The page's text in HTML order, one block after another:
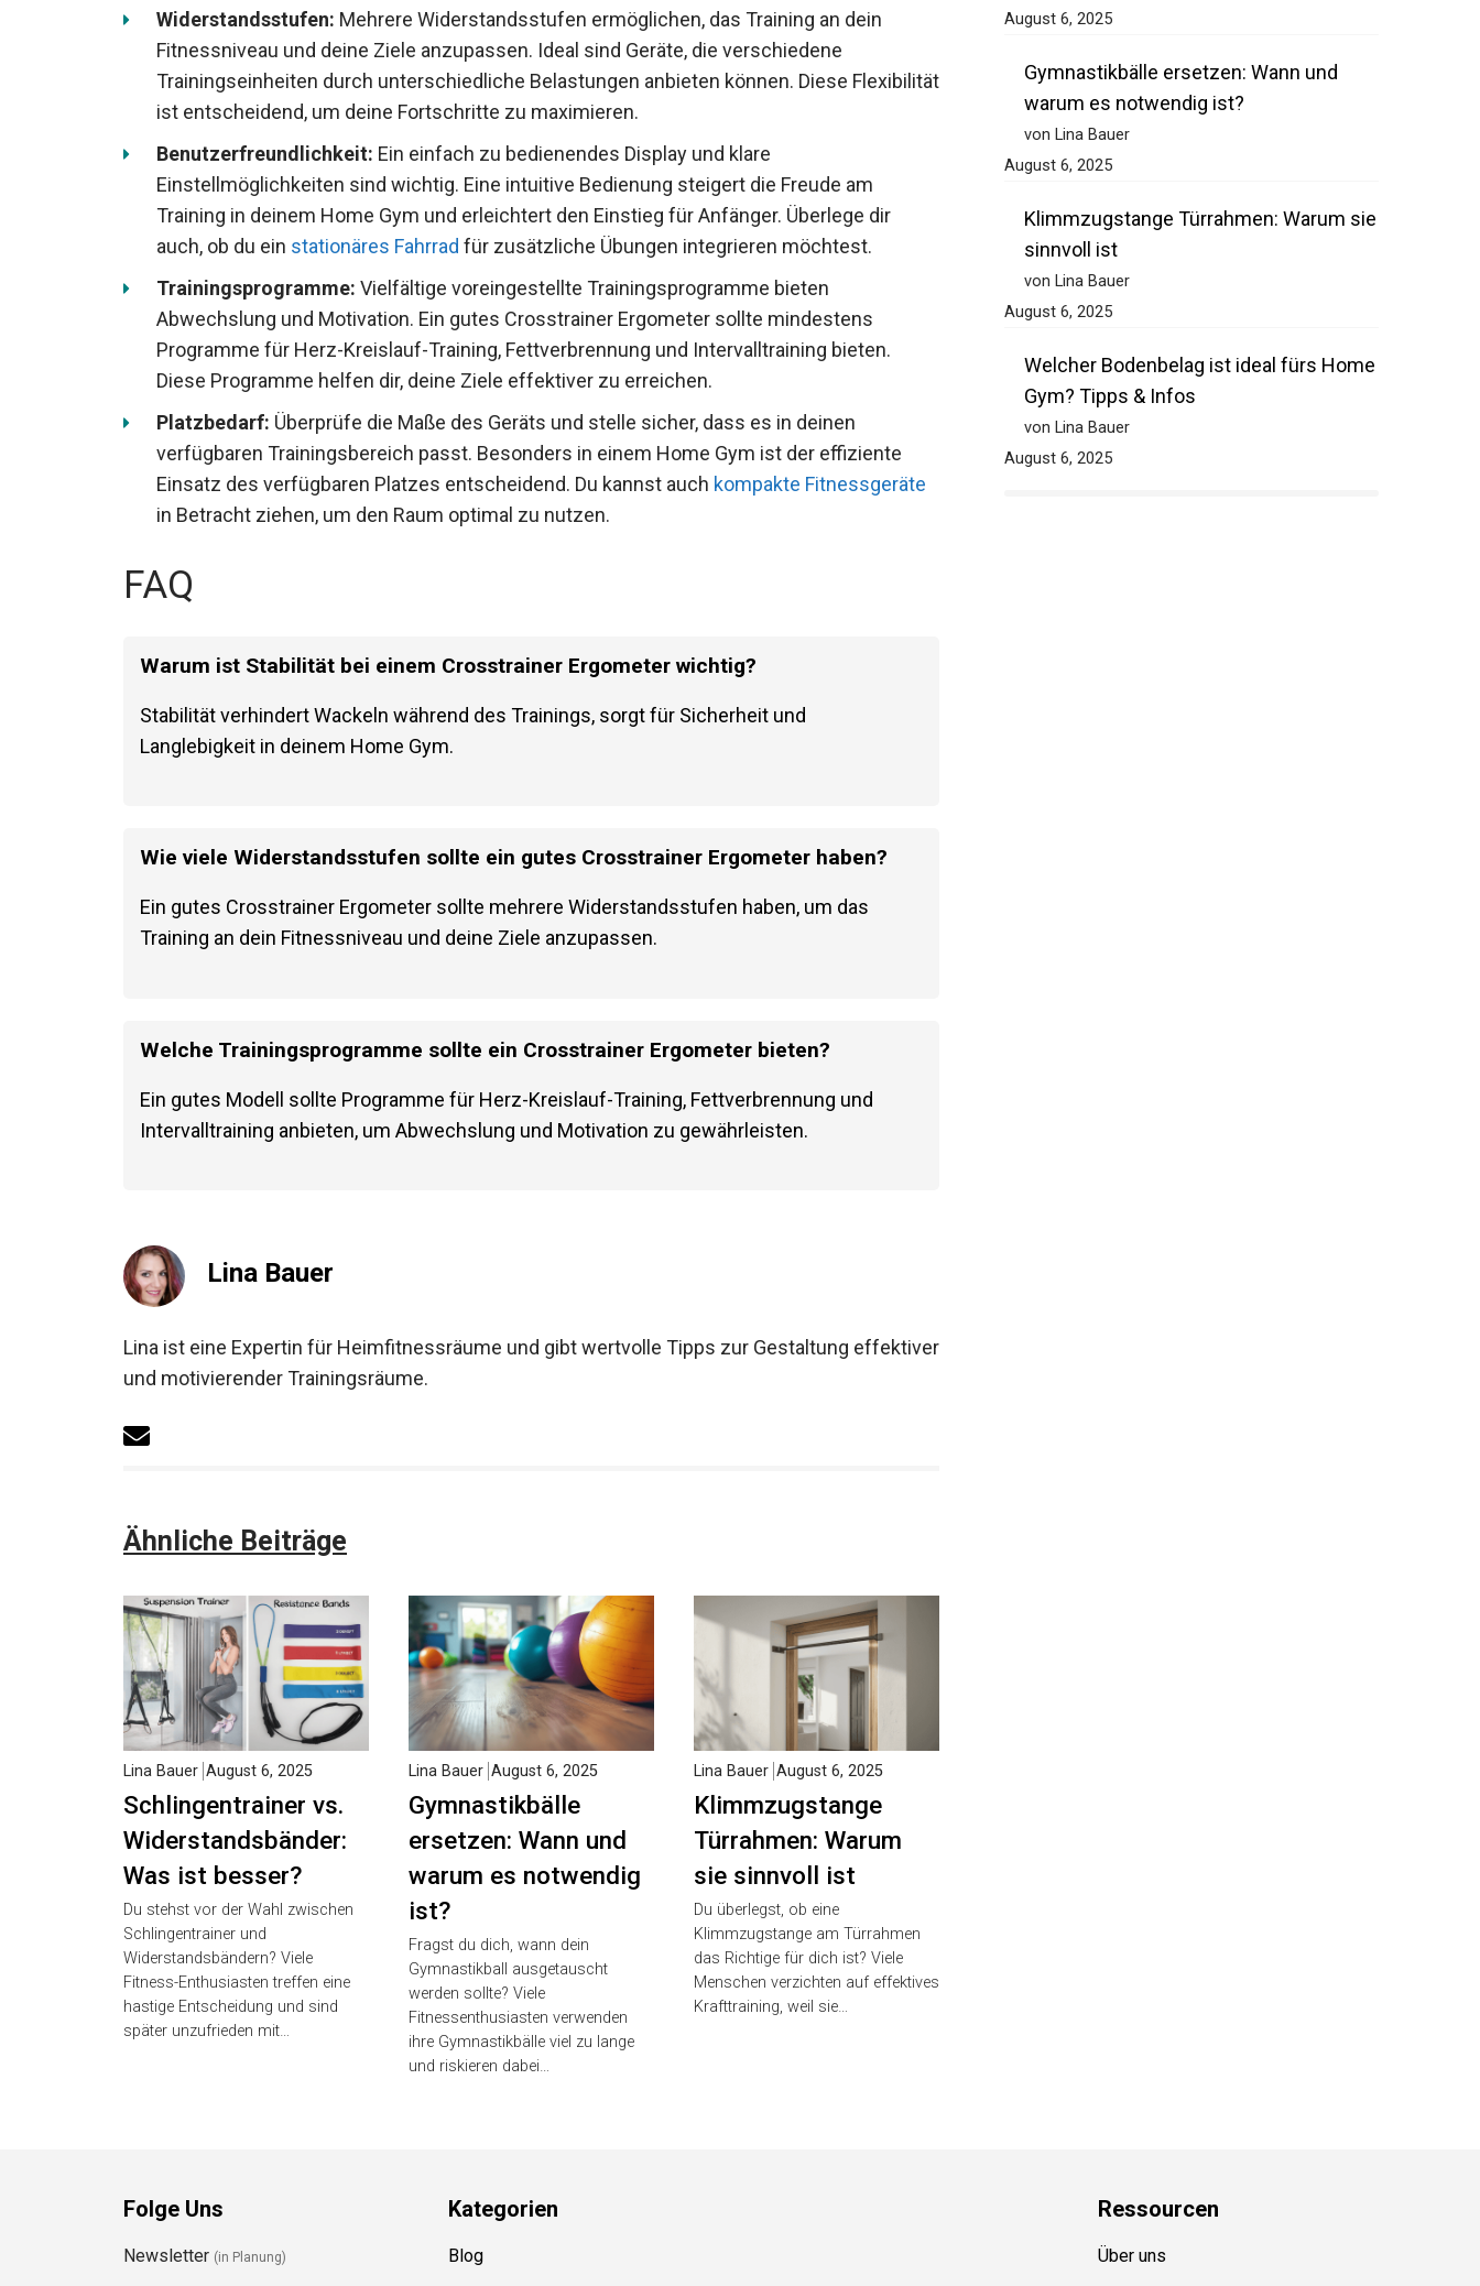
Widerstandsstufen: Mehrere Widerstandsstufen ermöglichen, das Training an dein
Fitnessniveau und deine Ziele anzupassen. Ideal sind Geräte, die verschiedene
Trainingseinheiten durch unterschiedliche Belastungen anbieten können. Diese Flexibilität
ist entscheidend, um deine Fortschritte zu maximieren.
Benutzerfreundlichkeit: Ein einfach zu bedienendes Display und klare
Einstellmöglichkeiten sind wichtig. Eine intuitive Bedienung steigert die Freude am
Training in deinem Home Gym und erleichtert den Einstieg für Anfänger. Überlege dir
auch, ob du ein stationäres Fahrrad für zusätzliche Übungen integrieren möchtest.
Trainingsprogramme: Vielfältige voreingestellte Trainingsprogramme bieten
Abwechslung und Motivation. Ein gutes Crosstrainer Ergometer sollte mindestens
Programme für Herz-Kreislauf-Training, Fettverbrennung und Intervalltraining bieten.
Diese Programme helfen dir, deine Ziele effektiver zu erreichen.
Platzbedarf: Überprüfe die Maße des Geräts und stelle sicher, dass es in deinen
verfügbaren Trainingsbereich passt. Besonders in einem Home Gym ist der effiziente
Einsatz des verfügbaren Platzes entscheidend. Du kannst auch kompakte Fitnessgeräte
in Betracht ziehen, um den Raum optimal zu nutzen.
FAQ
Warum ist Stabilität bei einem Crosstrainer Ergometer wichtig?
Stabilität verhindert Wackeln während des Trainings, sorgt für Sicherheit und
Langlebigkeit in deinem Home Gym.
Wie viele Widerstandsstufen sollte ein gutes Crosstrainer Ergometer haben?
Ein gutes Crosstrainer Ergometer sollte mehrere Widerstandsstufen haben, um das
Training an dein Fitnessniveau und deine Ziele anzupassen.
Welche Trainingsprogramme sollte ein Crosstrainer Ergometer bieten?
Ein gutes Modell sollte Programme für Herz-Kreislauf-Training, Fettverbrennung und
Intervalltraining anbieten, um Abwechslung und Motivation zu gewährleisten.
Lina Bauer
Lina ist eine Expertin für Heimfitnessräume und gibt wertvolle Tipps zur Gestaltung effektiver
und motivierender Trainingsräume.
Ähnliche Beiträge
Schlingentrainer vs.
Widerstandsbänder:
Was ist besser?
Lina Bauer August 6, 2025
Du stehst vor der Wahl zwischen
Schlingentrainer und
Widerstandsbändern? Viele
Fitness-Enthusiasten treffen eine
hastige Entscheidung und sind
später unzufrieden mit…
Gymnastikbälle
ersetzen: Wann und
warum es notwendig
ist?
Lina Bauer August 6, 2025
Fragst du dich, wann dein
Gymnastikball ausgetauscht
werden sollte? Viele
Fitnessenthusiasten verwenden
ihre Gymnastikbälle viel zu lange
und riskieren dabei…
Klimmzugstange
Türrahmen: Warum
sie sinnvoll ist
Lina Bauer August 6, 2025
Du überlegst, ob eine
Klimmzugstange am Türrahmen
das Richtige für dich ist? Viele
Menschen verzichten auf effektives
Krafttraining, weil sie…
August 6, 2025
Gymnastikbälle ersetzen: Wann und
warum es notwendig ist?
von Lina Bauer
August 6, 2025
Klimmzugstange Türrahmen: Warum sie
sinnvoll ist
von Lina Bauer
August 6, 2025
Welcher Bodenbelag ist ideal fürs Home
Gym? Tipps & Infos
von Lina Bauer
August 6, 2025
Folge Uns
Newsletter (in Planung)
Kategorien
Blog
Ressourcen
Über uns